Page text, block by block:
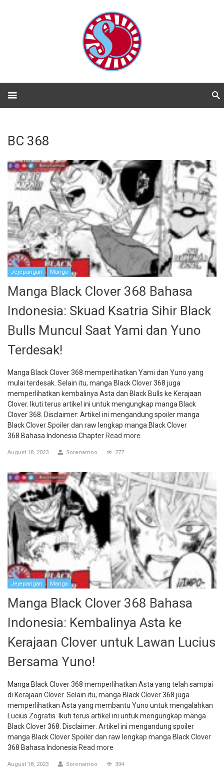
BC 368
Jejepangan Manga
Manga Black Clover 368 Bahasa
Indonesia: Skuad Ksatria Sihir Black
Bulls Muncul Saat Yami dan Yuno
Terdesak!
Manga Black Clover 368 memperlihatkan Yami dan Yuno yang
mulai terdesak. Selain itu, manga Black Clover 368 juga
memperlihatkan kembalinya Asta dan Black Bulls ke Kerajaan
Clover. Ikuti terus artikel ini untuk mengungkap manga Black
Clover 368. Disclaimer: Artikel ini mengandung spoiler manga
Black Clover Spoiler dan raw lengkap manga Black Clover
368 Bahasa Indonesia Chapter Read more
August 18, 2023 Sorenamoo 277
Jejepangan Manga
Manga Black Clover 368 Bahasa
Indonesia: Kembalinya Asta ke
Kerajaan Clover untuk Lawan Lucius
Bersama Yuno!
Manga Black Clover 368 memperlihatkan Asta yang telah sampai
di Kerajaan Clover. Selain itu, manga Black Clover 368 juga
memperlihatkan Asta yang membantu Yuno untuk mengalahkan
Lucius Zogratis. Ikuti terus artikel ini untuk mengungkap manga
Black Clover 368. Disclaimer: Artikel ini mengandung spoiler
manga Black Clover Spoiler dan raw lengkap manga Black Clover
368 Bahasa Indonesia Read more
August 18, 2023 Sorenamoo 394